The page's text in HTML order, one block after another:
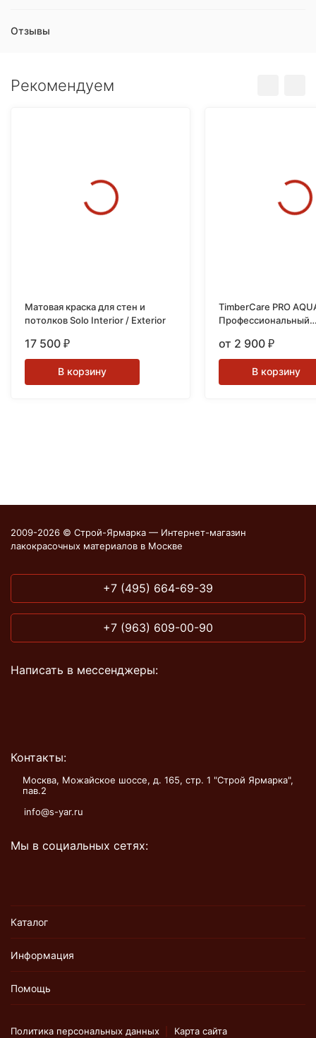
Отзывы
Рекомендуем
Матовая краска для стен и
потолков Solo Interior / Exterior
17 500 ₽
В корзину
TimberCare PRO
Профессиональный
основе
от 2 900 ₽
В корзину
2009-2026 © Строй-Ярмарка — Интернет-магазин
лакокрасочных материалов в Москве
+7 (495) 664-69-39
+7 (963) 609-00-90
Написать в мессенджеры:
Контакты:
Москва, Можайское шоссе, д. 165, стр. 1 "Строй Ярмарка",
пав.2
info@s-yar.ru
Мы в социальных сетях:
Каталог
Информация
Помощь
Политика персональных данных Карта сайта